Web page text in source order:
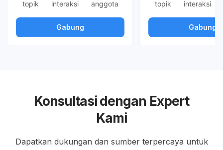
topik
interaksi
anggota
Gabung
topik
interaksi
Gabung
Konsultasi dengan Expert
Kami
Dapatkan dukungan dan sumber terpercaya untuk